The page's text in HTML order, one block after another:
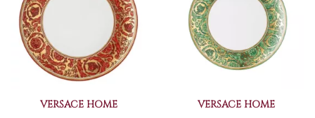
VERSACE HOME VERSACE HOME